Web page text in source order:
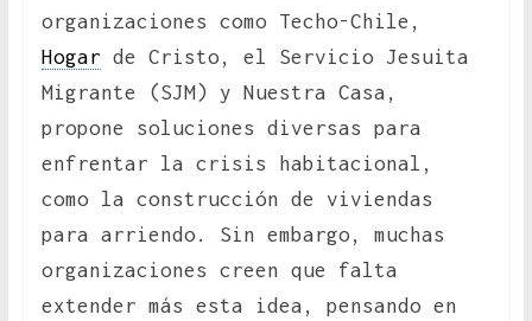
organizaciones como Techo-Chile,
Hogar de Cristo, el Servicio Jesuita
Migrante (SJM) y Nuestra Casa,
propone soluciones diversas para
enfrentar la crisis habitacional,
como la construcción de viviendas
para arriendo. Sin embargo, muchas
organizaciones creen que falta
extender más esta idea, pensando en